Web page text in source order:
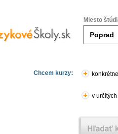
Miesto
Chcem kurzy:
v